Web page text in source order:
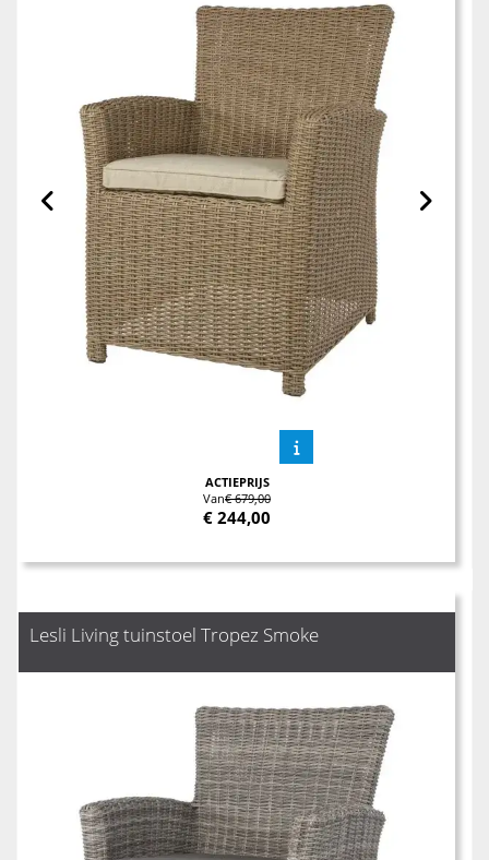
ACTIEPRIJS
Van€ 679,00
€ 244,00
Lesli Living tuinstoel Tropez Smoke